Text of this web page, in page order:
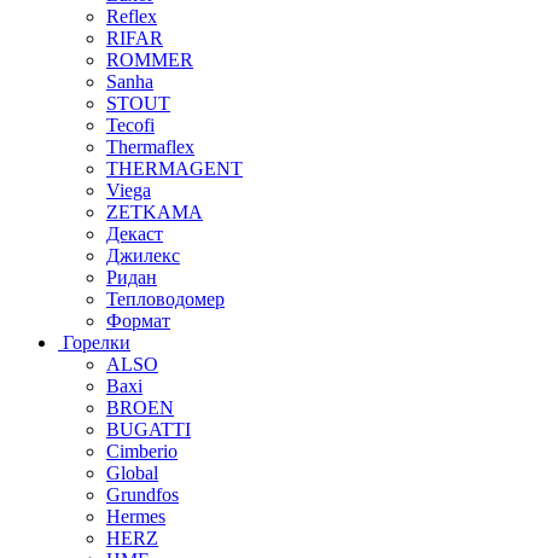
Reflex
RIFAR
ROMMER
Sanha
STOUT
Tecofi
Thermaflex
THERMAGENT
Viega
ZETKAMA
Декаст
Джилекс
Ридан
Тепловодомер
Формат
Горелки
ALSO
Baxi
BROEN
BUGATTI
Cimberio
Global
Grundfos
Hermes
HERZ